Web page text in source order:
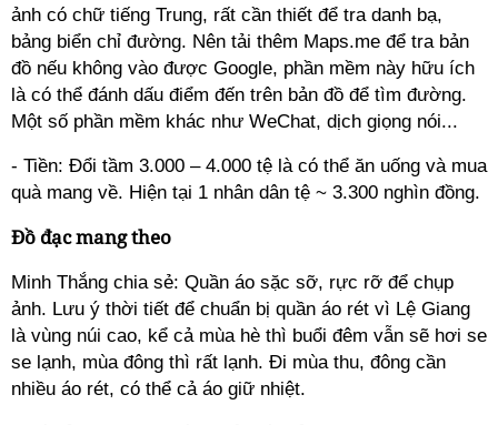
ảnh có chữ tiếng Trung, rất cần thiết để tra danh bạ,
bảng biển chỉ đường. Nên tải thêm Maps.me để tra bản
đồ nếu không vào được Google, phần mềm này hữu ích
là có thể đánh dấu điểm đến trên bản đồ để tìm đường.
Một số phần mềm khác như WeChat, dịch giọng nói...
- Tiền: Đổi tầm 3.000 – 4.000 tệ là có thể ăn uống và mua
quà mang về. Hiện tại 1 nhân dân tệ ~ 3.300 nghìn đồng.
Đồ đạc mang theo
Minh Thắng chia sẻ: Quần áo sặc sỡ, rực rỡ để chụp
ảnh. Lưu ý thời tiết để chuẩn bị quần áo rét vì Lệ Giang
là vùng núi cao, kể cả mùa hè thì buổi đêm vẫn sẽ hơi se
se lạnh, mùa đông thì rất lạnh. Đi mùa thu, đông cần
nhiều áo rét, có thể cả áo giữ nhiệt.